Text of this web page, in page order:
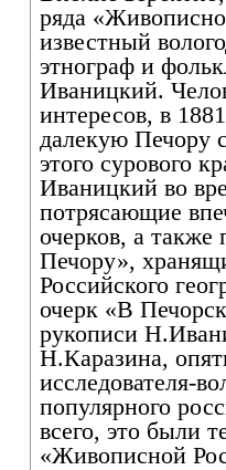
ряда
известный
этнограф и
Иваницкий.
интересов, в
далекую Печору
этого сурового
Иваницкий во
потрясающие
очерков, а
Печору»,
Российского
очерк «В
рукописи
Н.Каразина,
исследователя-
популярного
всего, это были
«Живописной